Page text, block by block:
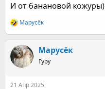
И от банановой кожуры)
Р
е
к
ц
и
Марусёк
Марусёк
Гуру
21 Апр 2025